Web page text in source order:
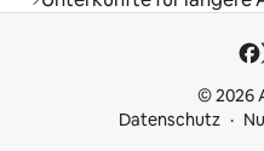
© 2026
Datenschutz